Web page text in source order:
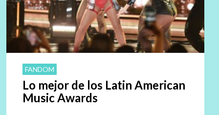
FANDOM
Lo mejor de los Latin American
Music Awards